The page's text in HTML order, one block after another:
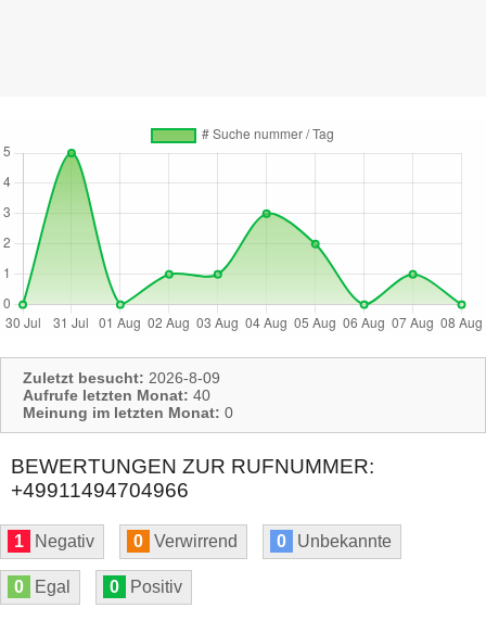
Zuletzt besucht: 2026-8-09
Aufrufe letzten Monat: 40
Meinung im letzten Monat: 0
BEWERTUNGEN ZUR RUFNUMMER:
+49911494704966
1 Negativ 0 Verwirrend 0 Unbekannte
0 Egal 0 Positiv